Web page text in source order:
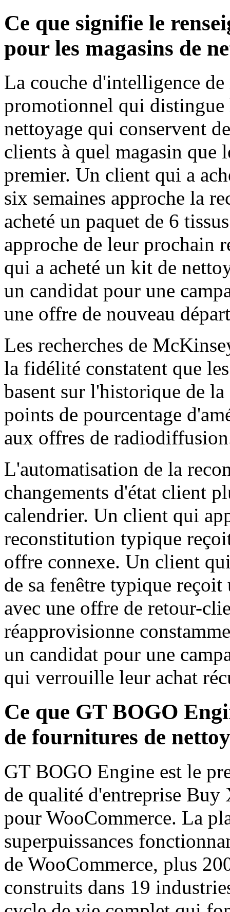
Ce que signifie le
pour les magasins de
La couche d'intelligence
promotionnel qui distingue
nettoyage qui conservent
clients à quel magasin que
premier. Un client qui a
six semaines approche la
acheté un paquet de 6
approche de leur prochain
qui a acheté un kit de
un candidat pour une
une offre de nouveau
Les recherches de
la fidélité constatent que
basent sur l'historique de
points de pourcentage
aux offres de
L'automatisation de la
changements d'état client
calendrier. Un client qui
reconstitution typique
offre connexe. Un client
de sa fenêtre typique reçoit
avec une offre de retour-
réapprovisionne
un candidat pour une
qui verrouille leur achat
Ce que GT BOGO
de fournitures de
GT BOGO Engine est le
de qualité d'entreprise
pour WooCommerce. La
superpuissances
de WooCommerce, plus
construits dans 19